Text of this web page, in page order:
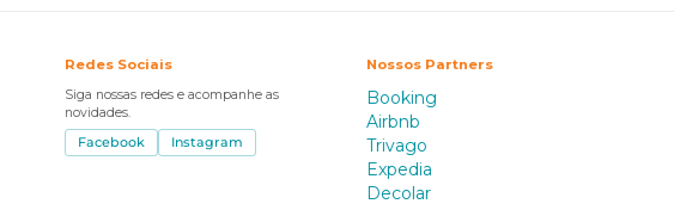
Redes Sociais
Siga nossas redes e acompanhe as
novidades.
Facebook
Instagram
Nossos Partners
Booking
Airbnb
Trivago
Expedia
Decolar